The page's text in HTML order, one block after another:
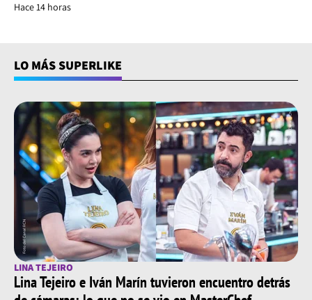
Hace 14 horas
LO MÁS SUPERLIKE
LINA TEJEIRO
Lina Tejeiro e Iván Marín tuvieron encuentro detrás